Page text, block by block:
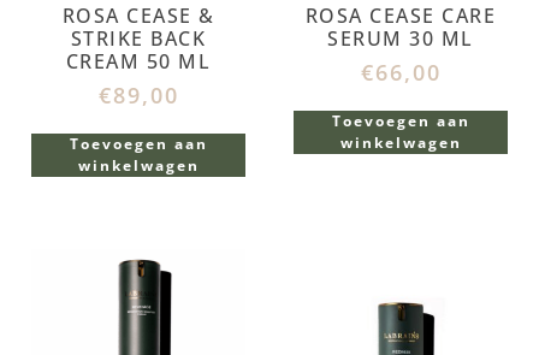
ROSA CEASE &
STRIKE BACK
CREAM 50 ML
€89,00
Toevoegen aan
winkelwagen
ROSA CEASE CARE
SERUM 30 ML
€66,00
Toevoegen aan
winkelwagen